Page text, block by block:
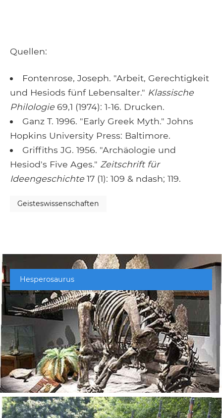
Quellen:
Fontenrose, Joseph. "Arbeit, Gerechtigkeit
und Hesiods fünf Lebensalter." Klassische
Philologie 69,1 (1974): 1-16. Drucken.
Ganz T. 1996. "Early Greek Myth." Johns
Hopkins University Press: Baltimore.
Griffiths JG. 1956. "Archäologie und
Hesiod's Five Ages." Zeitschrift für
Ideengeschichte 17 (1): 109 & ndash; 119.
Geisteswissenschaften
Hesperosaurus